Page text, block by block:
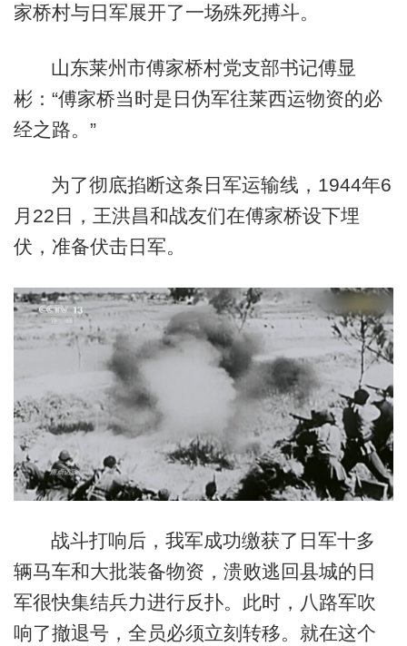
家桥村与日军展开了一场殊死搏斗。
山东莱州市傅家桥村党支部书记傅显
彬：“傅家桥当时是日伪军往莱西运物资的必
经之路。”
为了彻底掐断这条日军运输线，1944年6
月22日，王洪昌和战友们在傅家桥设下埋
伏，准备伏击日军。
战斗打响后，我军成功缴获了日军十多
辆马车和大批装备物资，溃败逃回县城的日
军很快集结兵力进行反扑。此时，八路军吹
响了撤退号，全员必须立刻转移。就在这个